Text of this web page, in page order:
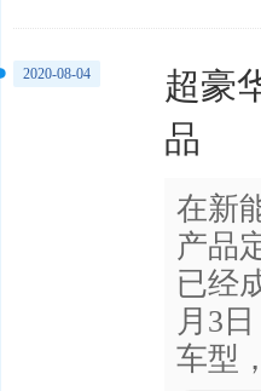
超豪
品
在新
产品
已经
月3
车型
2020-08-04